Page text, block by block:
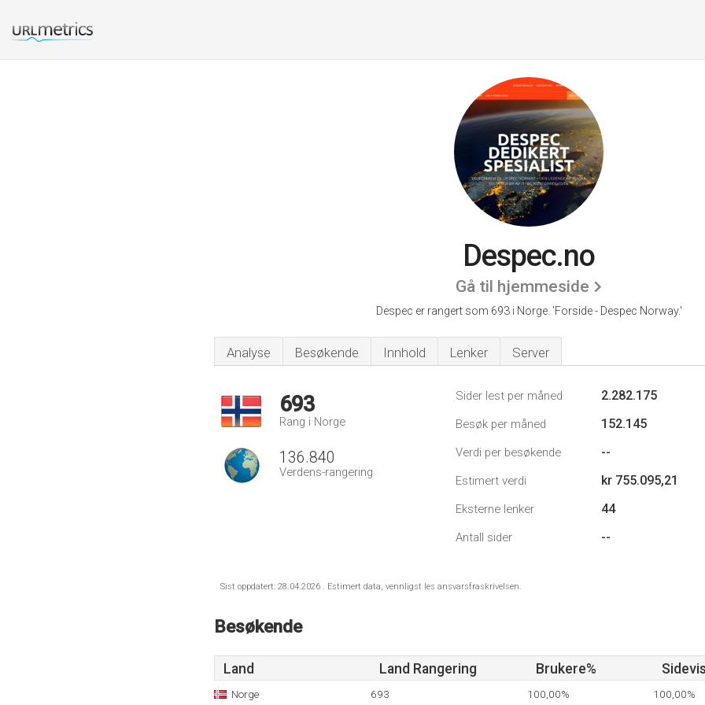
Despec.no
Gå til hjemmeside
Despec er rangert som 693 i Norge. 'Forside - Despec Norway.'
Analyse Besøkende Innhold Lenker Server
693
Rang i Norge
136.840
Verdens-rangering
Sider lest per måned 2.282.175
Besøk per måned 152.145
Verdi per besøkende --
Estimert verdi kr 755.095,21
Eksterne lenker 44
Antall sider --
Sist oppdatert: 28.04.2026 . Estimert data, vennligst les ansvarsfraskrivelsen.
Besøkende
Land Land Rangering Brukere%
Norge 693 100,00% 100,00%